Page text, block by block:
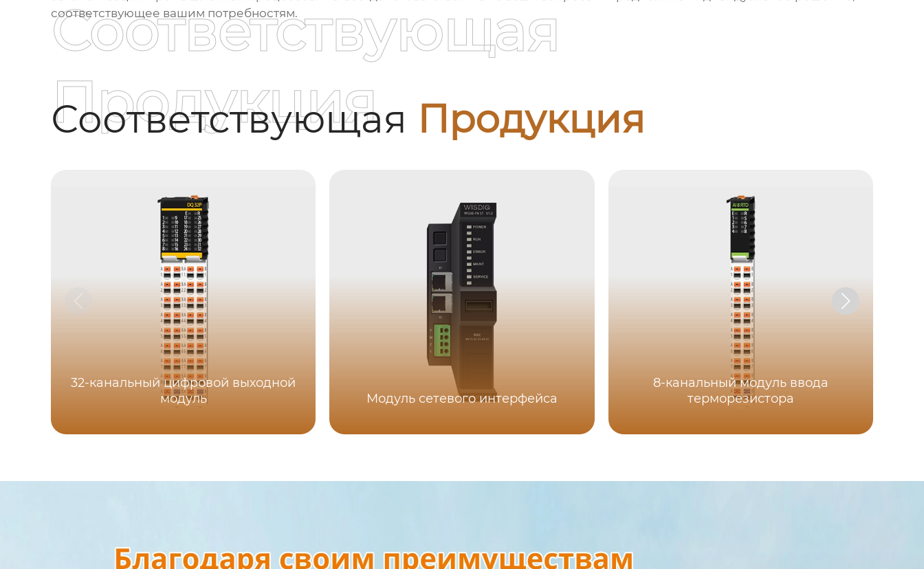
соответствующее вашим потребностям.
Соответствующая Продукция
Соответствующая
Продукция
32-канальный цифровой выходной
модуль
Модуль сетевого интерфейса
8-канальный модуль ввода
терморезистора